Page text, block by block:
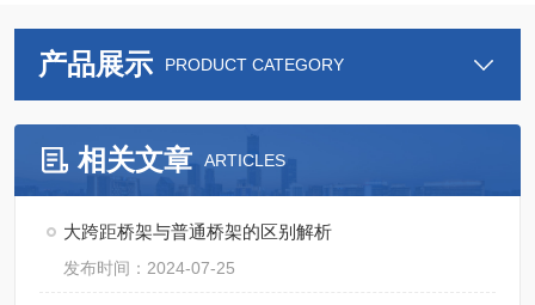
产品展示 PRODUCT CATEGORY
相关文章 ARTICLES
大跨距桥架与普通桥架的区别解析
发布时间：2024-07-25